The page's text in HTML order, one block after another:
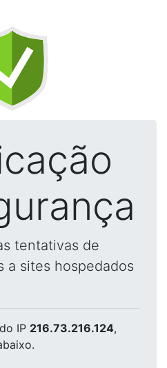
tentativas de
a sites hospedados
do IP 216.73.216.124,